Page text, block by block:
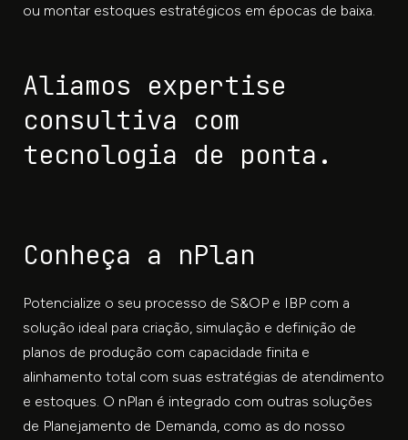
ou montar estoques estratégicos em épocas de baixa.
Aliamos expertise
consultiva com
tecnologia de ponta.
Conheça a nPlan
Potencialize o seu processo de S&OP e IBP com a
solução ideal para criação, simulação e definição de
planos de produção com capacidade finita e
alinhamento total com suas estratégias de atendimento
e estoques. O nPlan é integrado com outras soluções
de Planejamento de Demanda, como as do nosso